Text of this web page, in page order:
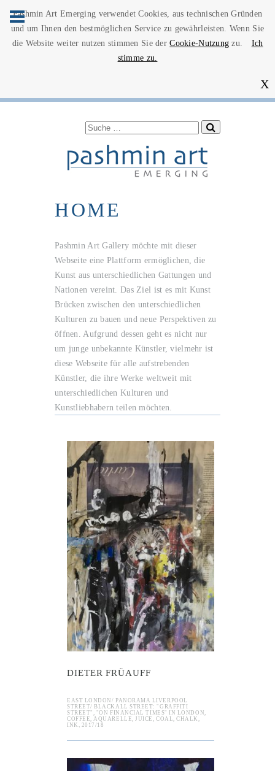
Pashmin Art Emerging verwendet Cookies, aus technischen Gründen
und um Ihnen den bestmöglichen Service zu gewährleisten. Wenn Sie
die Website weiter nutzen stimmen Sie derCookie-Nutzung zu.
Ich
stimme zu.
X
HOME
Pashmin Art Gallery möchte mit dieser
Webseite eine Plattform ermöglichen, die
Kunst aus unterschiedlichen Gattungen und
Nationen vereint. Das Ziel ist es mit Kunst
Brücken zwischen den unterschiedlichen
Kulturen zu bauen und neue Perspektiven zu
öffnen. Aufgrund dessen geht es nicht nur
um junge unbekannte Künstler, vielmehr ist
diese Webseite für alle aufstrebenden
Künstler, die ihre Werke weltweit mit
unterschiedlichen Kulturen und
Kunstliebhabern teilen möchten.
Früauff
DIETER FRÜAUFF
EAST LONDON/ PANORAMA LIVERPOOL
STREET/ BLACKALL STREET: "GRAFFITI
STREET", "ON FINANCIAL TIMES" IN LONDON,
COFFEE, AQUARELLE, JUICE, COAL, CHALK,
INK, 2017/18